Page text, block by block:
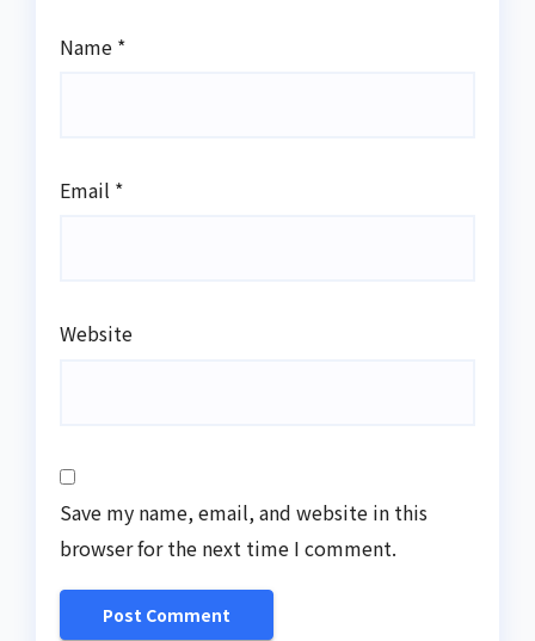
Name *
Email *
Website
Save my name, email, and website in this
browser for the next time I comment.